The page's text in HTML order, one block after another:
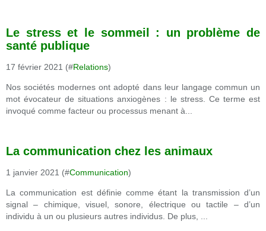
Le stress et le sommeil : un problème de
santé publique
17 février 2021 (#Relations)
Nos sociétés modernes ont adopté dans leur langage commun un
mot évocateur de situations anxiogènes : le stress. Ce terme est
invoqué comme facteur ou processus menant à...
La communication chez les animaux
1 janvier 2021 (#Communication)
La communication est définie comme étant la transmission d’un
signal – chimique, visuel, sonore, électrique ou tactile – d’un
individu à un ou plusieurs autres individus. De plus, ...